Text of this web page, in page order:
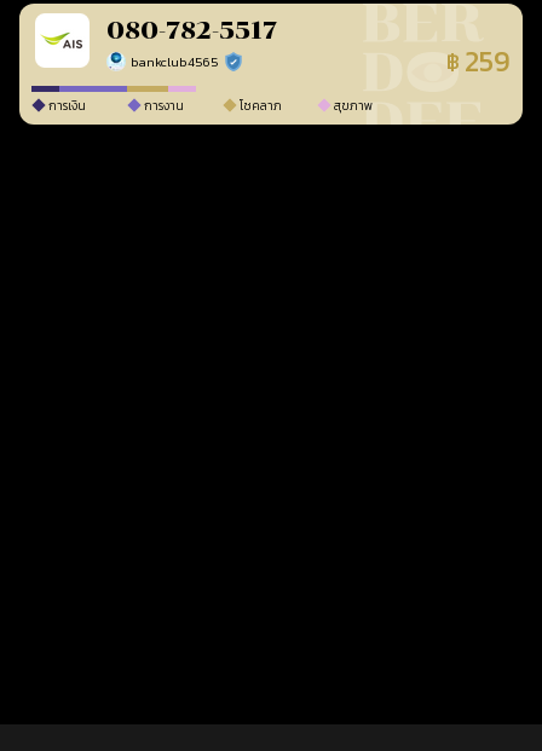
080-782-5517
bankclub4565 ร้านยืนยันแล้ว ฿ 259
การเงิน การงาน โชคลาภ สุขภาพ